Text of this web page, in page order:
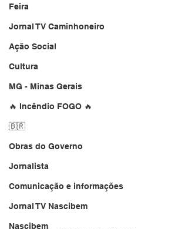
Feira
Jornal TV Caminhoneiro
Ação Social
Cultura
MG - Minas Gerais
🔥 Incêndio FOGO 🔥
🇧🇷
Obras do Governo
Jornalista
Comunicação e informações
Jornal TV Nascibem
Nascibem